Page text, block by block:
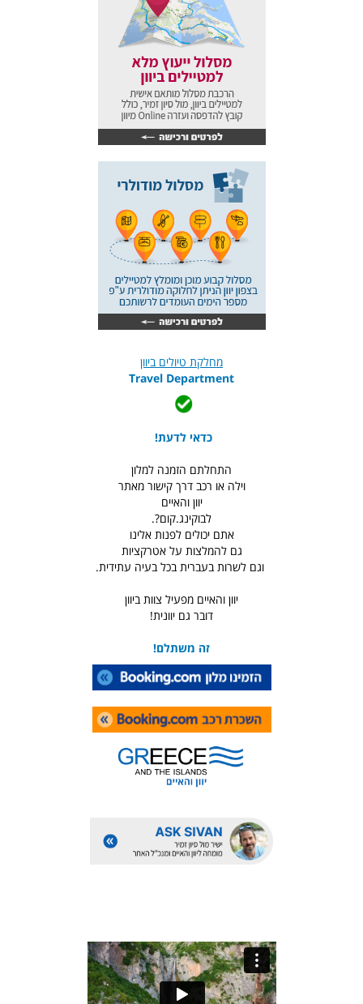
מחלקת טיולים ביוון
Travel Department
כדאי לדעת!
התחלתם הזמנה למלון
וילה או רכב דרך קישור מאתר
יוון והאיים
לבוקינג.קום?.
אתם יכולים לפנות אלינו
גם להמלצות על אטרקציות
וגם לשרות בעברית בכל בעיה עתידית.
יוון והאיים מפעיל צוות ביוון
דובר גם יוונית!
זה משתלם!